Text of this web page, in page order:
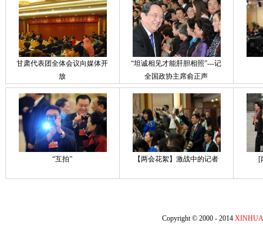
甘肃代表团全体会议向媒体开
放
“坦诚相见才能肝胆相照”---记
全国政协主席俞正声
“互拍” 【两会花絮】激战中的记者 [
Copyright © 2000 - 2014